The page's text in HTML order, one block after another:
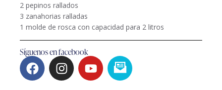
2 pepinos rallados
3 zanahorias ralladas
1 molde de rosca con capacidad para 2 litros
Síguenos en facebook